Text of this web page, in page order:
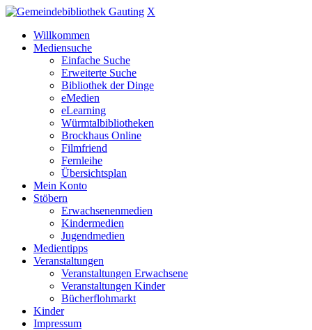
X
Willkommen
Mediensuche
Einfache Suche
Erweiterte Suche
Bibliothek der Dinge
eMedien
eLearning
Würmtalbibliotheken
Brockhaus Online
Filmfriend
Fernleihe
Übersichtsplan
Mein Konto
Stöbern
Erwachsenenmedien
Kindermedien
Jugendmedien
Medientipps
Veranstaltungen
Veranstaltungen Erwachsene
Veranstaltungen Kinder
Bücherflohmarkt
Kinder
Impressum